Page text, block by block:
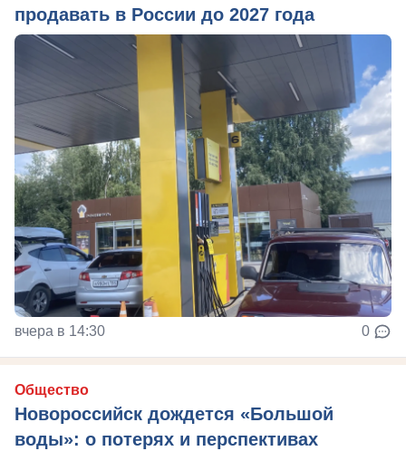
продавать в России до 2027 года
вчера в 14:30 0
Общество
Новороссийск дождется «Большой
воды»: о потерях и перспективах